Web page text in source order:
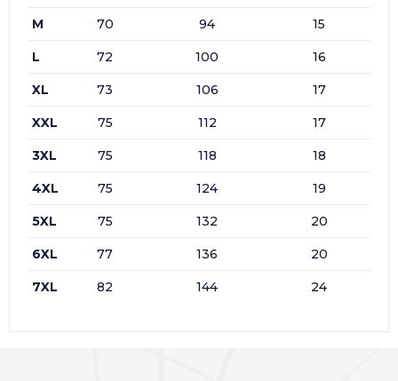
M 70 94 15
L 72 100 16
XL 73 106 17
XXL 75 112 17
3XL 75 118 18
4XL 75 124 19
5XL 75 132 20
6XL 77 136 20
7XL 82 144 24